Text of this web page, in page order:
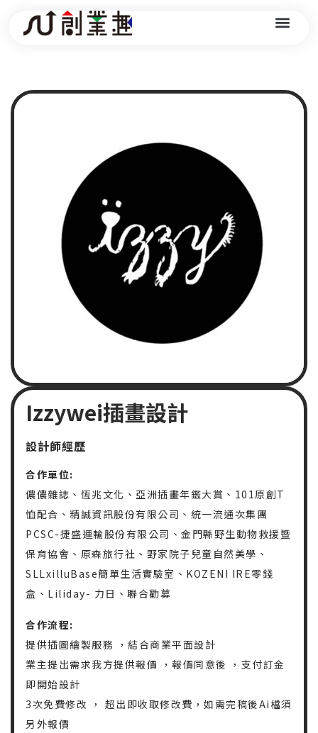
Izzywei插畫設計
設計師經歷
合作單位:
儂儂雜誌、恆兆文化、亞洲插畫年鑑大賞、101原創T
恤配合、精誠資訊股份有限公司、統一流通次集團
PCSC-捷盛運輸股份有限公司、金門縣野生動物救援暨
保育協會、原森旅行社、野家院子兒童自然美學、
SLLxilluBase簡單生活實驗室、KOZENI IRE零錢
盒、Liliday- 力日、聯合勸募
合作流程:
提供插圖繪製服務 ，結合商業平面設計
業主提出需求我方提供報價 ，報價同意後 ，支付訂金
即開始設計
3次免費修改 ， 超出即收取修改費，如需完稿後Ai檔須
另外報價